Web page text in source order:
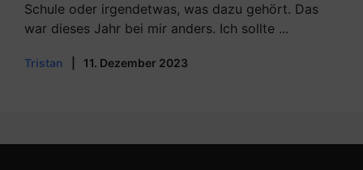
Schule oder irgendetwas, was dazu gehört. Das
war dieses Jahr bei mir anders. Ich sollte ...
Tristan 11. Dezember 2023